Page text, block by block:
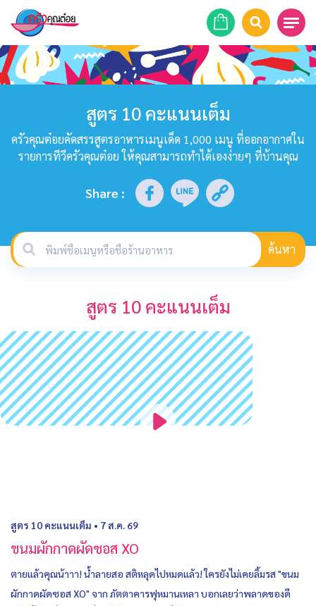
หน้าแรก
ร้านอาหาร
บทความ
สูตร 10 คะแนนเต็ม
ครัวคุณต๋อยคัดสรรสูตรอาหารเมนูเด็ด 1,000 เมนู ที่ออกอากาศใน
รายการทีวีครัวคุณต๋อย ให้คุณสามารถทำได้เองง่ายๆ ที่บ้านคุณ
Share :
ค้นหา
สูตร 10 คะแนนเต็ม
สูตร 10 คะแนนเต็ม • 7 ส.ค. 69
ขนมผักกาดผัดซอส XO
ตายแล้วคุณน้าาา! น้ำลายสอ สติหลุดไปหมดแล้ว! ใครยังไม่เคยลิ้มรส "ขนม
ผักกาดผัดซอส XO" จาก ภัตตาคารฟุหมานเหลา บอกเลยว่าพลาดของดี